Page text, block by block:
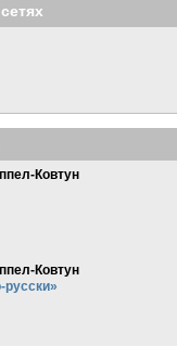
Ковтун
Ковтун